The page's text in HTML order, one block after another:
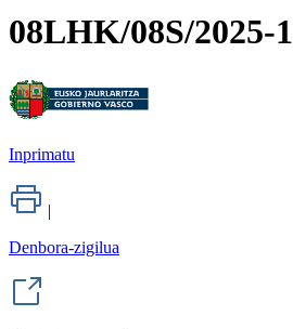
08LHK/08S/2025-1
Inprimatu
|
Denbora-zigilua